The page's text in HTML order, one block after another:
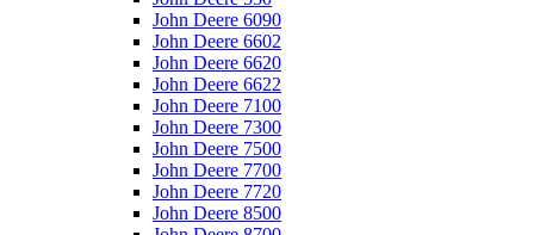
John Deere 6090
John Deere 6602
John Deere 6620
John Deere 6622
John Deere 7100
John Deere 7300
John Deere 7500
John Deere 7700
John Deere 7720
John Deere 8500